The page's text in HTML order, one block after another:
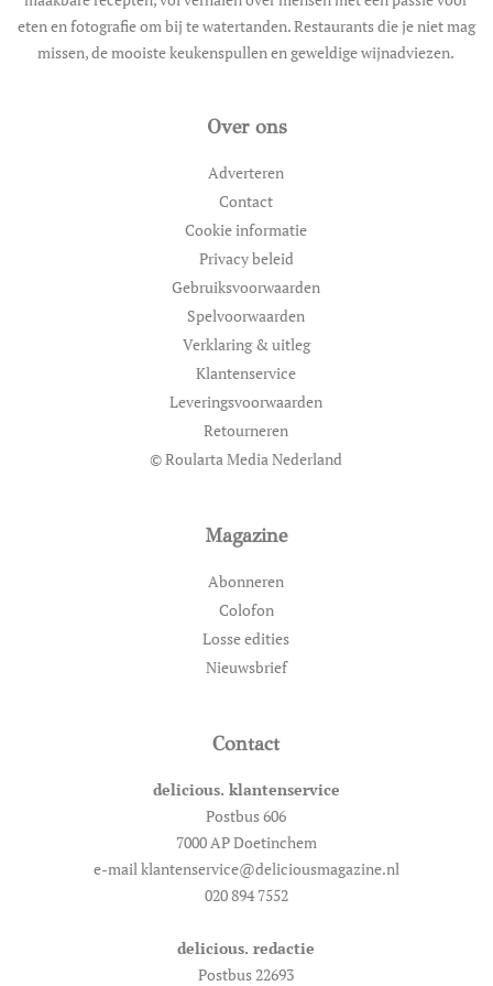
eten en fotografie om bij te watertanden. Restaurants die je niet mag
missen, de mooiste keukenspullen en geweldige wijnadviezen.
Over ons
Adverteren
Contact
Cookie informatie
Privacy beleid
Gebruiksvoorwaarden
Spelvoorwaarden
Verklaring & uitleg
Klantenservice
Leveringsvoorwaarden
Retourneren
© Roularta Media Nederland
Magazine
Abonneren
Colofon
Losse edities
Nieuwsbrief
Contact
delicious. klantenservice
Postbus 606
7000 AP Doetinchem
e-mail klantenservice@deliciousmagazine.nl
020 894 7552
delicious. redactie
Postbus 22693